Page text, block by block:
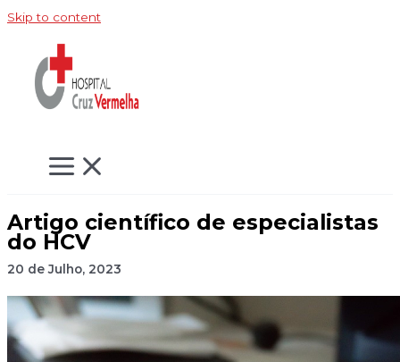
Skip to content
Artigo científico de especialistas
do HCV
20 de Julho, 2023